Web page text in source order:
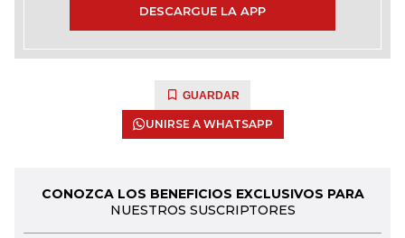
DESCARGUE LA APP
GUARDAR
UNIRSE A WHATSAPP
CONOZCA LOS BENEFICIOS EXCLUSIVOS PARA
NUESTROS SUSCRIPTORES